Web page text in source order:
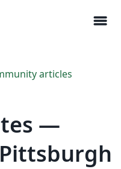
menu
articles
—